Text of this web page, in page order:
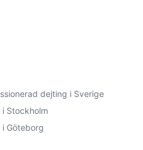
dejting i Sverige
Stockholm
Göteborg